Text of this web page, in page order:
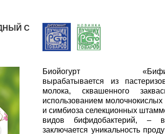
С
Биойогурт
вырабатывается из
молока, сквашенного
использованием молочнокислых
и симбиоза селекционных
видов бифидобактерий, –
заключается уникальность